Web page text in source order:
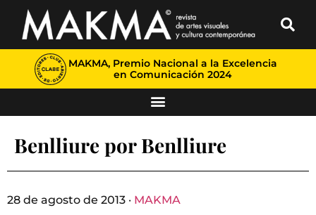
MAKMA, Premio Nacional a la Excelencia
en Comunicación 2024
Benlliure por Benlliure
28 de agosto de 2013 · MAKMA